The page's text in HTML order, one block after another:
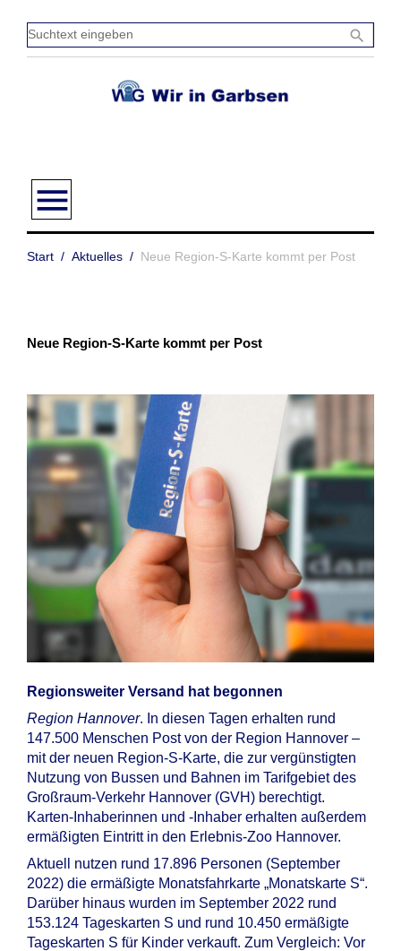
Inhalt
springen
search
menu
Start / Aktuelles / Neue Region-S-Karte kommt per Post
Neue Region-S-Karte kommt per Post
Regionsweiter Versand hat begonnen
Region Hannover. In diesen Tagen erhalten rund
147.500 Menschen Post von der Region Hannover –
mit der neuen Region-S-Karte, die zur vergünstigten
Nutzung von Bussen und Bahnen im Tarifgebiet des
Großraum-Verkehr Hannover (GVH) berechtigt.
Karten-Inhaberinnen und -Inhaber erhalten außerdem
ermäßigten Eintritt in den Erlebnis-Zoo Hannover.
Aktuell nutzen rund 17.896 Personen (September
2022) die ermäßigte Monatsfahrkarte „Monatskarte S“.
Darüber hinaus wurden im September 2022 rund
153.124 Tageskarten S und rund 10.450 ermäßigte
Tageskarten S für Kinder verkauft. Zum Vergleich: Vor